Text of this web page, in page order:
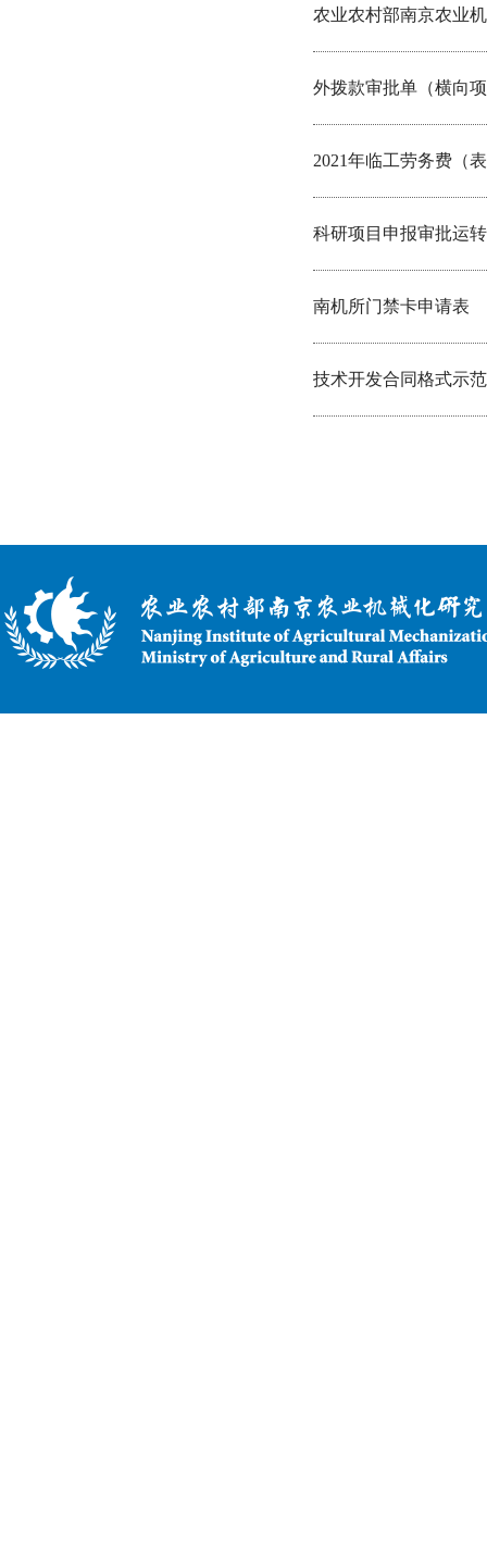
农业农村部南京农业
外拨款审批单（横向
2021年临工劳务费（
科研项目申报审批运
南机所门禁卡申请表
技术开发合同格式示